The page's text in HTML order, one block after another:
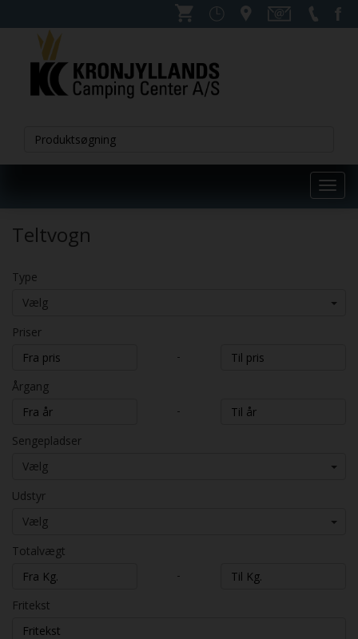
Teltvogn
Type
Vælg
Priser
-
Årgang
-
Sengepladser
Vælg
Udstyr
Vælg
Totalvægt
-
Fritekst